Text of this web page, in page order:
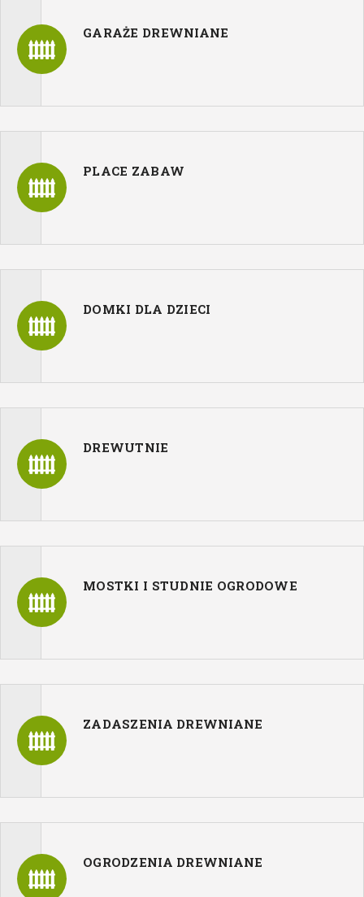
GARAŻE DREWNIANE
PLACE ZABAW
DOMKI DLA DZIECI
DREWUTNIE
MOSTKI I STUDNIE OGRODOWE
ZADASZENIA DREWNIANE
OGRODZENIA DREWNIANE